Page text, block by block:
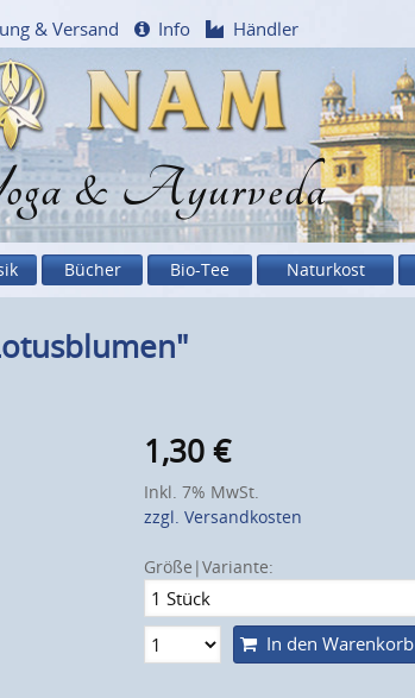
& Ayurveda
& Versand Info Händler
Bücher Bio-Tee Naturkost
1,30€
Inkl. 7% MwSt.
zzgl. Versandkosten
Größe|Variante:
In den Warenkorb